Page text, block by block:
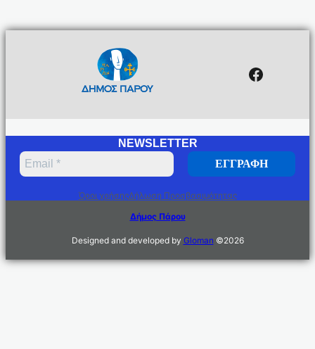
NEWSLETTER
Όροι χρήσηςΔήλωση Προσβασιμότητας
Δήμος Πάρου
Designed and developed by Gloman ©2026